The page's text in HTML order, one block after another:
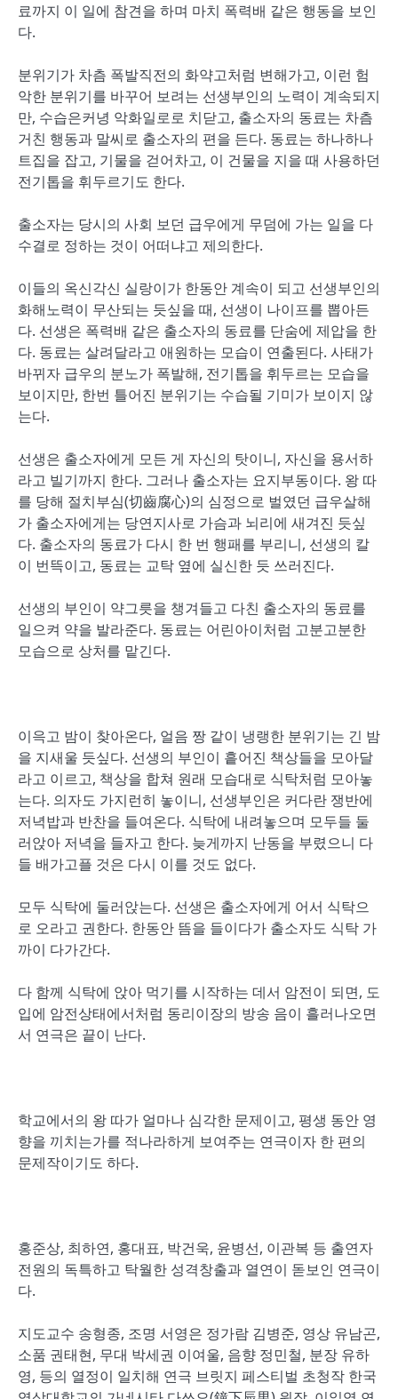
료까지 이 일에 참견을 하며 마치 폭력배 같은 행동을 보인
다.
분위기가 차츰 폭발직전의 화약고처럼 변해가고, 이런 험
악한 분위기를 바꾸어 보려는 선생부인의 노력이 계속되지
만, 수습은커녕 악화일로로 치닫고, 출소자의 동료는 차츰
거친 행동과 말씨로 출소자의 편을 든다. 동료는 하나하나
트집을 잡고, 기물을 걷어차고, 이 건물을 지을 때 사용하던
전기톱을 휘두르기도 한다.
출소자는 당시의 사회 보던 급우에게 무덤에 가는 일을 다
수결로 정하는 것이 어떠냐고 제의한다.
이들의 옥신각신 실랑이가 한동안 계속이 되고 선생부인의
화해노력이 무산되는 듯싶을 때, 선생이 나이프를 뽑아든
다. 선생은 폭력배 같은 출소자의 동료를 단숨에 제압을 한
다. 동료는 살려달라고 애원하는 모습이 연출된다. 사태가
바뀌자 급우의 분노가 폭발해, 전기톱을 휘두르는 모습을
보이지만, 한번 틀어진 분위기는 수습될 기미가 보이지 않
는다.
선생은 출소자에게 모든 게 자신의 탓이니, 자신을 용서하
라고 빌기까지 한다. 그러나 출소자는 요지부동이다. 왕 따
를 당해 절치부심(切齒腐心)의 심정으로 벌였던 급우살해
가 출소자에게는 당연지사로 가슴과 뇌리에 새겨진 듯싶
다. 출소자의 동료가 다시 한 번 행패를 부리니, 선생의 칼
이 번뜩이고, 동료는 교탁 옆에 실신한 듯 쓰러진다.
선생의 부인이 약그릇을 챙겨들고 다친 출소자의 동료를
일으켜 약을 발라준다. 동료는 어린아이처럼 고분고분한
모습으로 상처를 맡긴다.
이윽고 밤이 찾아온다, 얼음 짱 같이 냉랭한 분위기는 긴 밤
을 지새울 듯싶다. 선생의 부인이 흩어진 책상들을 모아달
라고 이르고, 책상을 합쳐 원래 모습대로 식탁처럼 모아놓
는다. 의자도 가지런히 놓이니, 선생부인은 커다란 쟁반에
저녁밥과 반찬을 들여온다. 식탁에 내려놓으며 모두들 둘
러앉아 저녁을 들자고 한다. 늦게까지 난동을 부렸으니 다
들 배가고플 것은 다시 이를 것도 없다.
모두 식탁에 둘러앉는다. 선생은 출소자에게 어서 식탁으
로 오라고 권한다. 한동안 뜸을 들이다가 출소자도 식탁 가
까이 다가간다.
다 함께 식탁에 앉아 먹기를 시작하는 데서 암전이 되면, 도
입에 암전상태에서처럼 동리이장의 방송 음이 흘러나오면
서 연극은 끝이 난다.
학교에서의 왕 따가 얼마나 심각한 문제이고, 평생 동안 영
향을 끼치는가를 적나라하게 보여주는 연극이자 한 편의
문제작이기도 하다.
홍준상, 최하연, 홍대표, 박건욱, 윤병선, 이관복 등 출연자
전원의 독특하고 탁월한 성격창출과 열연이 돋보인 연극이
다.
지도교수 송형종, 조명 서영은 정가람 김병준, 영상 유남곤,
소품 권태현, 무대 박세권 이여울, 음향 정민철, 분장 유하
영, 등의 열정이 일치해 연극 브릿지 페스티벌 초청작 한국